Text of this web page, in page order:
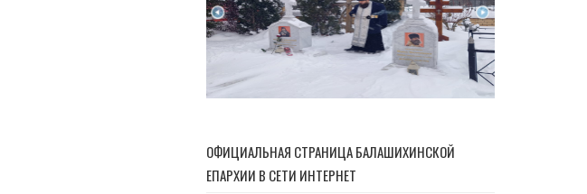
ОФИЦИАЛЬНАЯ СТРАНИЦА БАЛАШИХИНСКОЙ
ЕПАРХИИ В СЕТИ ИНТЕРНЕТ